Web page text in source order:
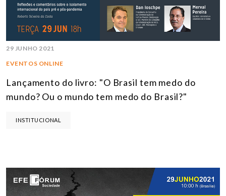
29 JUNHO 2021
EVENTOS ONLINE
Lançamento do livro: "O Brasil tem medo do
mundo? Ou o mundo tem medo do Brasil?"
INSTITUCIONAL